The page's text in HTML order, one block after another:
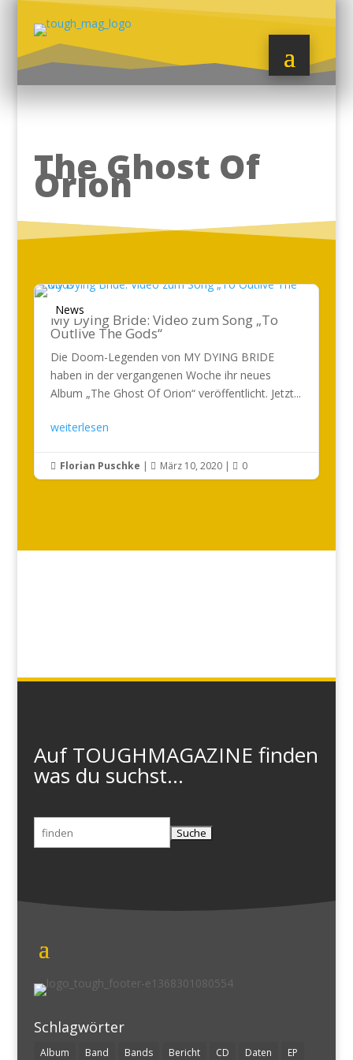
The Ghost Of
Orion
News
My Dying Bride: Video zum Song „To
Outlive The Gods“
Die Doom-Legenden von MY DYING BRIDE
haben in der vergangenen Woche ihr neues
Album „The Ghost Of Orion“ veröffentlicht. Jetzt...
weiterlesen
 Florian Puschke |  März 10, 2020|  0
Auf TOUGHMAGAZINE finden
was du suchst...
Suchen
nach:
Schlagwörter
Album Band Bands Bericht CD Daten EP